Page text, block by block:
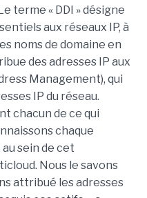
terme « DDI » désigne
aux réseaux IP, à
noms de domaine en
des adresses IP aux
Management), qui
IP du réseau.
chacun de ce qui
chaque
sein de cet
Nous le savons
attribué les adresses